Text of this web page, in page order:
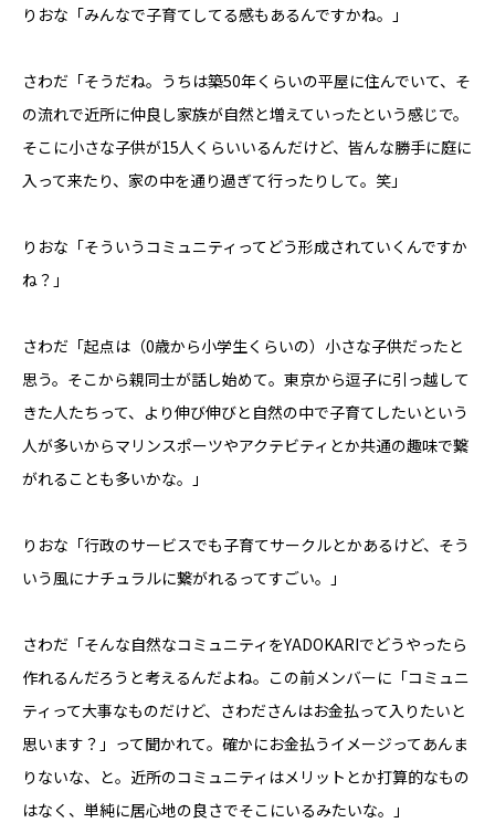
りおな「みんなで子育てしてる感もあるんですかね。」
さわだ「そうだね。うちは築50年くらいの平屋に住んでいて、そ
の流れで近所に仲良し家族が自然と増えていったという感じで。
そこに小さな子供が15人くらいいるんだけど、皆んな勝手に庭に
入って来たり、家の中を通り過ぎて行ったりして。笑」
りおな「そういうコミュニティってどう形成されていくんですか
ね？」
さわだ「起点は（0歳から小学生くらいの）小さな子供だったと
思う。そこから親同士が話し始めて。東京から逗子に引っ越して
きた人たちって、より伸び伸びと自然の中で子育てしたいという
人が多いからマリンスポーツやアクテビティとか共通の趣味で繋
がれることも多いかな。」
りおな「行政のサービスでも子育てサークルとかあるけど、そう
いう風にナチュラルに繋がれるってすごい。」
さわだ「そんな自然なコミュニティをYADOKARIでどうやったら
作れるんだろうと考えるんだよね。この前メンバーに「コミュニ
ティって大事なものだけど、さわださんはお金払って入りたいと
思います？」って聞かれて。確かにお金払うイメージってあんま
りないな、と。近所のコミュニティはメリットとか打算的なもの
はなく、単純に居心地の良さでそこにいるみたいな。」